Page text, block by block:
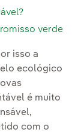
verde
isso a
ecológico
é muito
com o